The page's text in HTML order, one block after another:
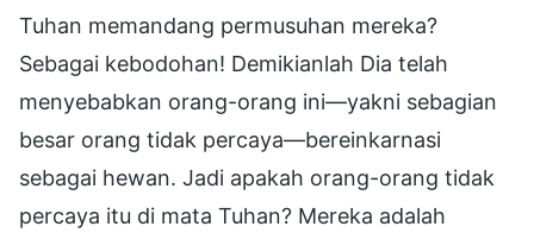
Tuhan memandang permusuhan mereka?
Sebagai kebodohan! Demikianlah Dia telah
menyebabkan orang-orang ini—yakni sebagian
besar orang tidak percaya—bereinkarnasi
sebagai hewan. Jadi apakah orang-orang tidak
percaya itu di mata Tuhan? Mereka adalah